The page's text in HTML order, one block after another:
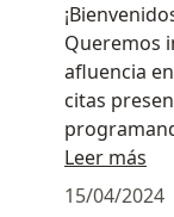
Queremos
afluencia
citas
consultorio
preocupes,
Leer más
15/04/2024